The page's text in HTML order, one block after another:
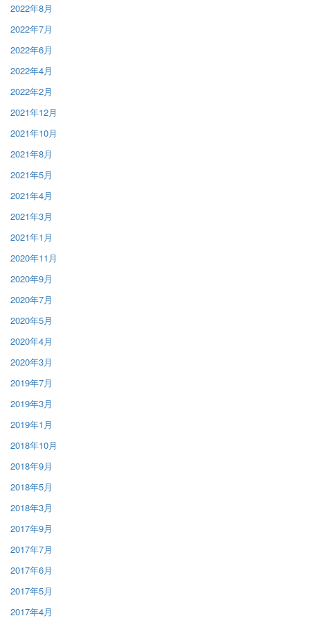
2022年8月
2022年7月
2022年6月
2022年4月
2022年2月
2021年12月
2021年10月
2021年8月
2021年5月
2021年4月
2021年3月
2021年1月
2020年11月
2020年9月
2020年7月
2020年5月
2020年4月
2020年3月
2019年7月
2019年3月
2019年1月
2018年10月
2018年9月
2018年5月
2018年3月
2017年9月
2017年7月
2017年6月
2017年5月
2017年4月